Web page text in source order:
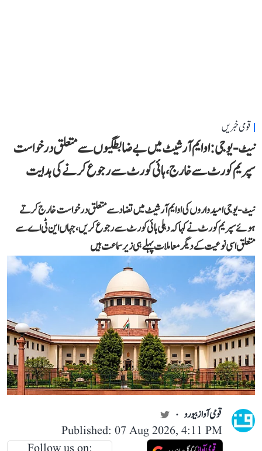
قومی خبریں
نیٹ-یو جی: او ایم آر شیٹ میں بے ضابطگیوں سے متعلق درخواست
سپریم کورٹ سے خارج، ہائی کورٹ سے رجوع کرنے کی ہدایت
نیٹ-یو جی امیدواروں کی او ایم آر شیٹ میں تضاد سے متعلق درخواست خارج کرتے
ہوئے سپریم کورٹ نے کہا کہ دہلی ہائی کورٹ سے رجوع کریں، جہاں این ٹی اے سے
متعلق اسی نوعیت کے دیگر معاملات پہلے ہی زیر سماعت ہیں
قومی آواز بیورو
Published: 07 Aug 2026, 4:11 PM